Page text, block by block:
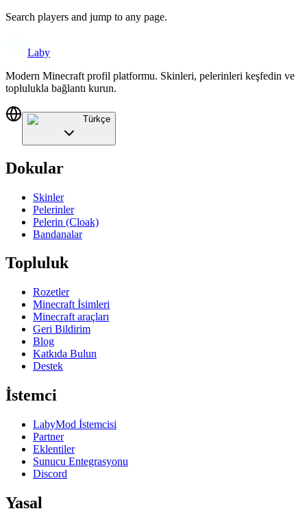
Search players and jump to any page.
Laby
Modern Minecraft profil platformu. Skinleri, pelerinleri keşfedin ve
toplulukla bağlantı kurun.
Türkçe
Dokular
Skinler
Pelerinler
Pelerin (Cloak)
Bandanalar
Topluluk
Rozetler
Minecraft İsimleri
Minecraft araçları
Geri Bildirim
Blog
Katkıda Bulun
Destek
İstemci
LabyMod İstemcisi
Partner
Eklentiler
Sunucu Entegrasyonu
Discord
Yasal